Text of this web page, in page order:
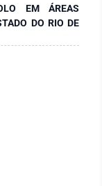
EM ÁREAS
DO RIO DE